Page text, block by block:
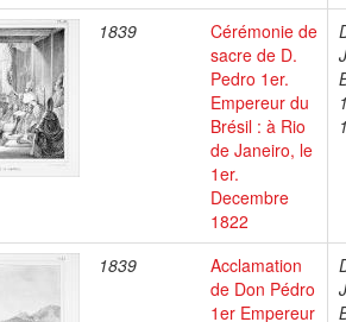
1839
Cérémonie de
sacre de D.
Pedro 1er.
Empereur du
Brésil : à Rio
de Janeiro, le
1er.
Decembre
1822
1839
Acclamation
de Don Pédro
1er Empereur